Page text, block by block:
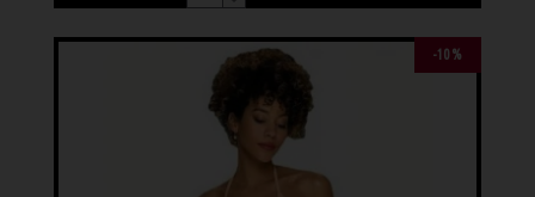
-10 %